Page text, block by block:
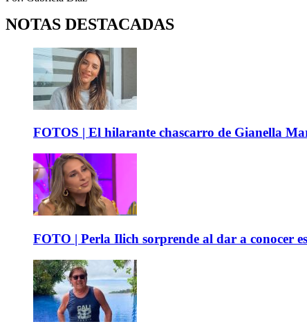
NOTAS DESTACADAS
FOTOS | El hilarante chascarro de Gianella
FOTO | Perla Ilich sorprende al dar a conocer